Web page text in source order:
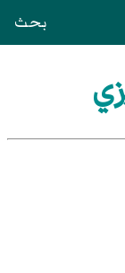
بحث